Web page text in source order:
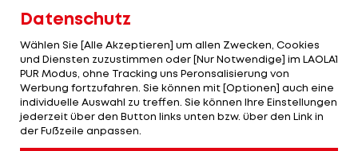
"Jeder ist froh, dass er Weltmeister ist. Er ist der
Triumphfahrt beinahe verschlafen
Immerhin räumte Pogacar ein, dass er bei seiner
absurd langen Flucht am Ende am Limit war. "Ich
Datenschutz
Wählen Sie [Alle Akzeptieren] um allen Zwecken, Cookies
und Diensten zuzustimmen oder [Nur Notwendige] im LAOLA1
PUR Modus, ohne Tracking uns Peronsalisierung von
Werbung fortzufahren. Sie können mit [Optionen] auch eine
individuelle Auswahl zu treffen. Sie können Ihre Einstellungen
jederzeit über den Button links unten bzw. über den Link in
der Fußzeile anpassen.